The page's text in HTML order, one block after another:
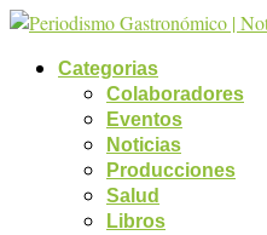
Categorias
Colaboradores
Eventos
Noticias
Producciones
Salud
Libros